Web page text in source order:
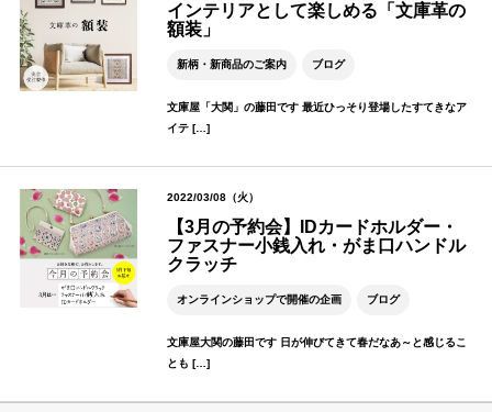
インテリアとして楽しめる「文庫革の
額装」
新柄・新商品のご案内 ブログ
文庫屋「大関」の藤田です 最近ひっそり登場したすてきなア
イテ […]
2022/03/08（火）
【3月の予約会】IDカードホルダー・
ファスナー小銭入れ・がま口ハンドル
クラッチ
オンラインショップで開催の企画 ブログ
文庫屋大関の藤田です 日が伸びてきて春だなあ～と感じるこ
とも […]